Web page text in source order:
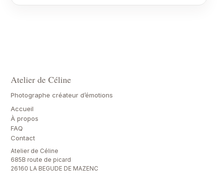
Atelier de Céline
Photographe créateur d’émotions
Accueil
À propos
FAQ
Contact
Atelier de Céline
685B route de picard
26160 LA BEGUDE DE MAZENC